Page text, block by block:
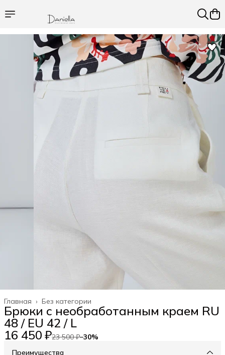
Без категории
Главная ›
Брюки с необработанным краем RU
48 / EU 42 / L
16 450 ₽23 500 ₽−30%
Преимущества